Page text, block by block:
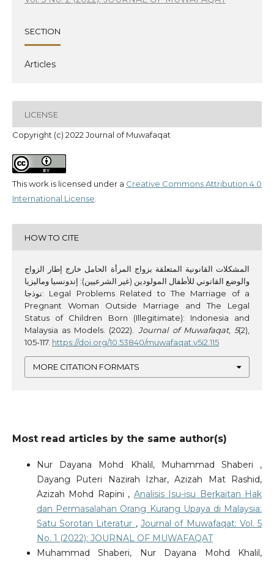
SECTION
Articles
LICENSE
Copyright (c) 2022 Journal of Muwafaqat
This work is licensed under a Creative Commons Attribution 4.0
International License
HOW TO CITE
المشكلات القانونية المتعلقة بزواج المرأة الحامل خارج إطار الزواج
والوضع القانوني للأطفال المولودين (غير الشرعيين): إندونسيا وماليزيا
نوذجا: Legal Problems Related to The Marriage of a
Pregnant Woman Outside Marriage and The Legal
Status of Children Born (Illegitimate): Indonesia and
Malaysia as Models. (2022). Journal of Muwafaqat,5(2),
105-117. https://doi.org/10.53840/muwafaqat.v5i2.115
MORE CITATION FORMATS
Most read articles by the same author(s)
Nur Dayana Mohd Khalil, Muhammad Shaberi ,
Dayang Puteri Nazirah Izhar, Azizah Mat Rashid,
Azizah Mohd Rapini , Analisis Isu-isu Berkaitan Hak
dan Permasalahan Orang Kurang Upaya di Malaysia:
Satu Sorotan Literatur ,Journal of Muwafaqat: Vol. 5
No. 1 (2022): JOURNAL OF MUWAFAQAT
Muhammad Shaberi, Nur Dayana Mohd Khalil,